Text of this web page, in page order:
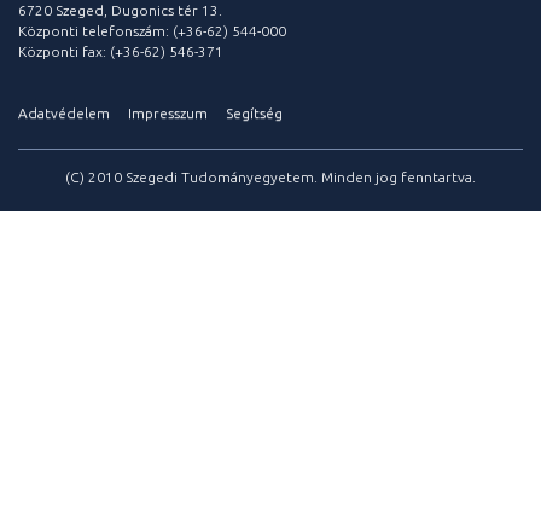
6720 Szeged, Dugonics tér 13.
Központi telefonszám: (+36-62) 544-000
Központi fax: (+36-62) 546-371
Adatvédelem Impresszum Segítség
(C) 2010 Szegedi Tudományegyetem. Minden jog fenntartva.